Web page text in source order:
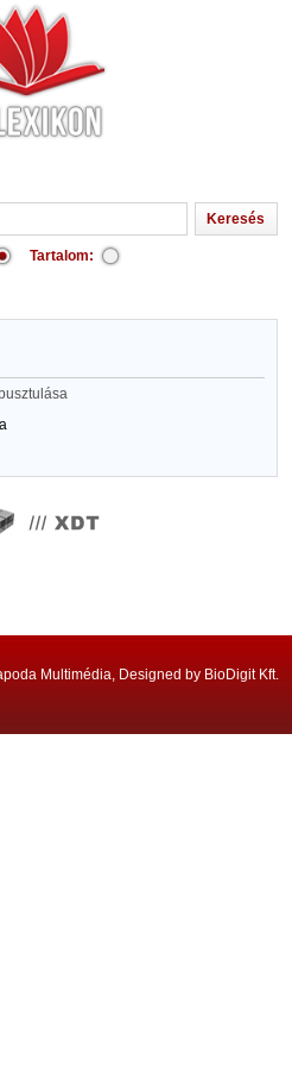
Tartalom:
Multimédia, Designed by BioDigit Kft.